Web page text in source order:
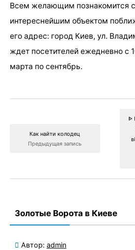
Всем желающим познакомится
интереснейшим объектом
его адрес: город Киев, ул.
ждет посетителей ежедневно с
марта по сентябрь.
Как найти колодец
Предыдущая запись
ᐈ
Золотые Ворота в Киеве
Автор: admin